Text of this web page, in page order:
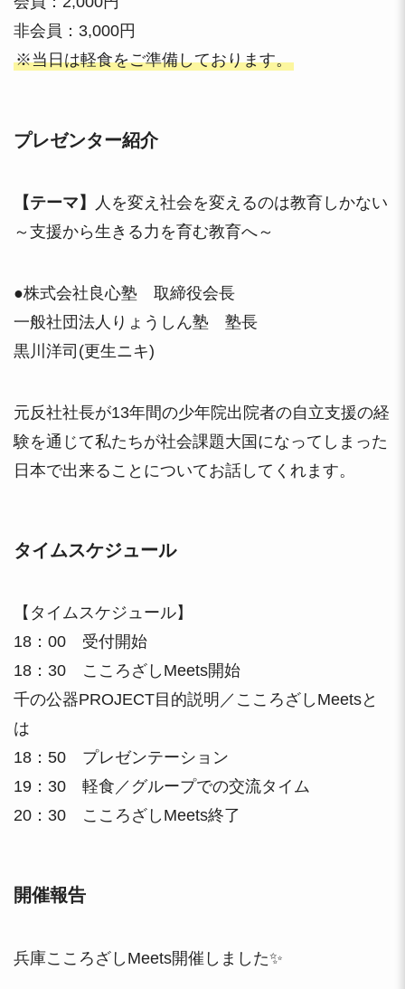
非会員：3,000円
※当日は軽食をご準備しております。
プレゼンター紹介
【テーマ】
人を変え社会を変えるのは教育しかない
～支援から生きる力を育む教育へ～
●株式会社良心塾 取締役会長
一般社団法人りょうしん塾 塾長
黒川洋司(更生ニキ)
元反社社長が13年間の少年院出院者の自立支援の経
験を通じて私たちが社会課題大国になってしまった
日本で出来ることについてお話してくれます。
タイムスケジュール
【タイムスケジュール】
18：00 受付開始
18：30 こころざしMeets開始
千の公器PROJECT目的説明／こころざしMeetsと
は
18：50 プレゼンテーション
19：30 軽食／グループでの交流タイム
20：30 こころざしMeets終了
開催報告
兵庫こころざしMeets開催しました✨️